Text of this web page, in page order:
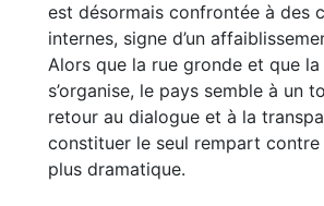
est désormais confrontée à des
internes, signe d’un
Alors que la rue gronde et que
s’organise, le pays semble à un
retour au dialogue et à la
constituer le seul rempart contre
plus dramatique.